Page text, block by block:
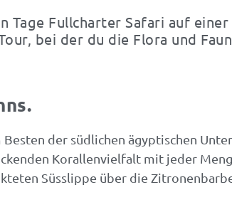
Fullcharter Safari auf
bei der du die Flora und
der südlichen ägyptischen
Korallenvielfalt mit jeder
Süsslippe über die